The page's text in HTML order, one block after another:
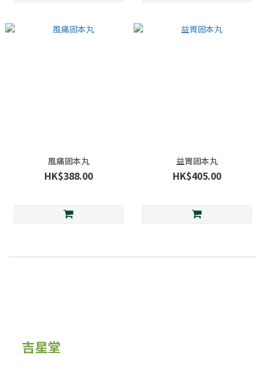
風痛固本丸
HK$388.00
益胃固本丸
HK$405.00
吉星堂